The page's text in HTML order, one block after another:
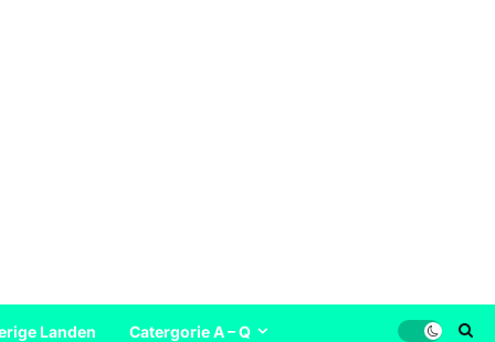
Landen Catergorie A – Q